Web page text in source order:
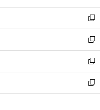
開
く
ウ
で
開
く
ン
ド
ウ
で
開
く
ウ
ィ
ン
ド
ウ
で
開
く
し
い
ウ
ィ
ン
ド
ウ
で
開
新
し
い
ウ
ィ
ン
ド
ウ
新
し
い
ウ
ィ
ン
新
し
い
ウ
新
し